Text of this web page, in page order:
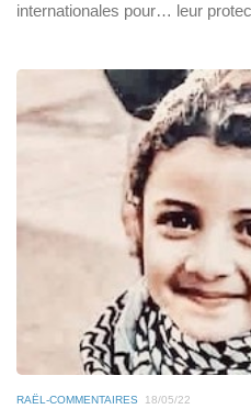
internationales pour… leur
RAËL-COMMENTAIRES 18/05/22